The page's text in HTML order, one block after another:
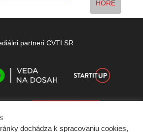
HORE
partneri CVTI SR
dochádza k spracovaniu cookies,